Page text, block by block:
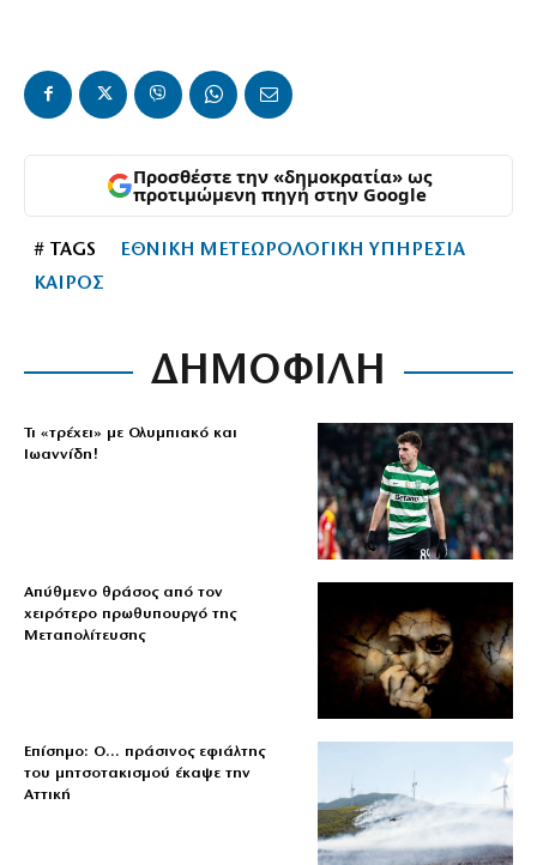
Προσθέστε την «δημοκρατία» ως
προτιμώμενη πηγή στην Google
# TAGS
ΕΘΝΙΚΗ ΜΕΤΕΩΡΟΛΟΓΙΚΗ ΥΠΗΡΕΣΙΑ
ΚΑΙΡΟΣ
ΔΗΜΟΦΙΛΗ
Τι «τρέχει» με Ολυμπιακό και
Ιωαννίδη!
Απύθμενο θράσος από τον
χειρότερο πρωθυπουργό της
Μεταπολίτευσης
Επίσημο: Ο… πράσινος εφιάλτης
του μητσοτακισμού έκαψε την
Αττική